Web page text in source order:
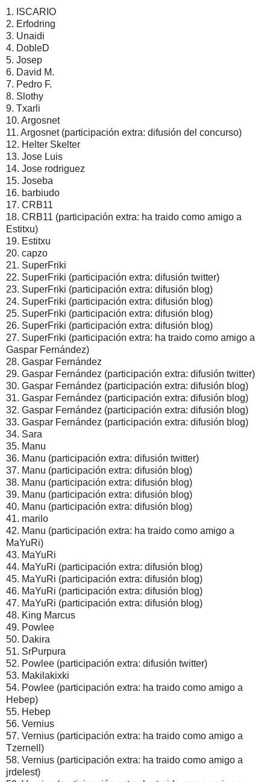
1. ISCARIO
2. Erfodring
3. Unaidi
4. DobleD
5. Josep
6. David M.
7. Pedro F.
8. Slothy
9. Txarli
10. Argosnet
11. Argosnet (participación extra: difusión del concurso)
12. Helter Skelter
13. Jose Luis
14. Jose rodriguez
15. Joseba
16. barbiudo
17. CRB11
18. CRB11 (participación extra: ha traido como amigo a
Estitxu)
19. Estitxu
20. capzo
21. SuperFriki
22. SuperFriki (participación extra: difusión twitter)
23. SuperFriki (participación extra: difusión blog)
24. SuperFriki (participación extra: difusión blog)
25. SuperFriki (participación extra: difusión blog)
26. SuperFriki (participación extra: difusión blog)
27. SuperFriki (participación extra: ha traido como amigo a
Gaspar Fernández)
28. Gaspar Fernández
29. Gaspar Fernández (participación extra: difusión twitter)
30. Gaspar Fernández (participación extra: difusión blog)
31. Gaspar Fernández (participación extra: difusión blog)
32. Gaspar Fernández (participación extra: difusión blog)
33. Gaspar Fernández (participación extra: difusión blog)
34. Sara
35. Manu
36. Manu (participación extra: difusión twitter)
37. Manu (participación extra: difusión blog)
38. Manu (participación extra: difusión blog)
39. Manu (participación extra: difusión blog)
40. Manu (participación extra: difusión blog)
41. marilo
42. Manu (participación extra: ha traido como amigo a
MaYuRi)
43. MaYuRi
44. MaYuRi (participación extra: difusión blog)
45. MaYuRi (participación extra: difusión blog)
46. MaYuRi (participación extra: difusión blog)
47. MaYuRi (participación extra: difusión blog)
48. King Marcus
49. Powlee
50. Dakira
51. SrPurpura
52. Powlee (participación extra: difusión twitter)
53. Makilakixki
54. Powlee (participación extra: ha traido como amigo a
Hebep)
55. Hebep
56. Vernius
57. Vernius (participación extra: ha traido como amigo a
Tzernell)
58. Vernius (participación extra: ha traido como amigo a
jrdelest)